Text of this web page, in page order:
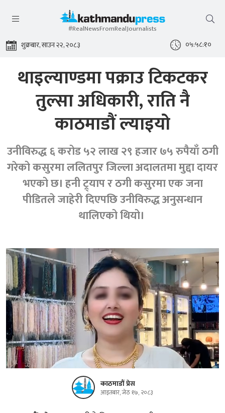
#RealNewsFromRealJournalists
शुक्रबार, साउन २२, २०८३ ०५:५८:११
थाइल्याण्डमा पक्राउ टिकटकर
तुल्सा अधिकारी, राति नै
काठमाडाैं ल्याइयो
उनीविरुद्ध ६ करोड ५२ लाख २९ हजार ७५ रुपैयाँ ठगी
गरेको कसुरमा ललितपुर जिल्ला अदालतमा मुद्दा दायर
भएको छ। हनी ट्र्याप र ठगी कसुरमा एक जना
पीडितले जाहेरी दिएपछि उनीविरुद्ध अनुसन्धान
थालिएको थियो।
काठमाडौं प्रेस
आइतबार, जेठ १७, २०८३